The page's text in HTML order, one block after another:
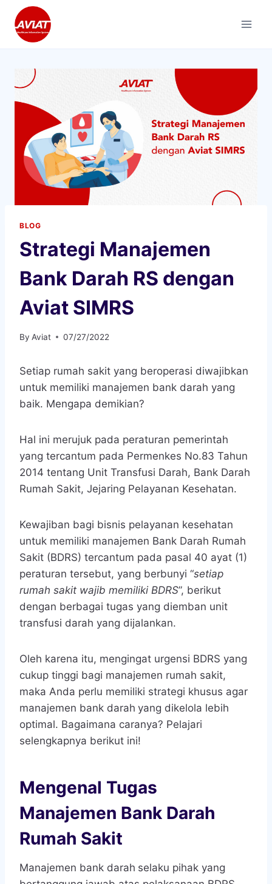
content
BLOG
Strategi Manajemen
Bank Darah RS dengan
Aviat SIMRS
By Aviat 07/27/2022
Setiap rumah sakit yang beroperasi diwajibkan
untuk memiliki manajemen bank darah yang
baik. Mengapa demikian?
Hal ini merujuk pada peraturan pemerintah
yang tercantum pada Permenkes No.83 Tahun
2014 tentang Unit Transfusi Darah, Bank Darah
Rumah Sakit, Jejaring Pelayanan Kesehatan.
Kewajiban bagi bisnis pelayanan kesehatan
untuk memiliki manajemen Bank Darah Rumah
Sakit (BDRS) tercantum pada pasal 40 ayat (1)
peraturan tersebut, yang berbunyi “setiap
rumah sakit wajib memiliki BDRS”, berikut
dengan berbagai tugas yang diemban unit
transfusi darah yang dijalankan.
Oleh karena itu, mengingat urgensi BDRS yang
cukup tinggi bagi manajemen rumah sakit,
maka Anda perlu memiliki strategi khusus agar
manajemen bank darah yang dikelola lebih
optimal. Bagaimana caranya? Pelajari
selengkapnya berikut ini!
Mengenal Tugas
Manajemen Bank Darah
Rumah Sakit
Manajemen bank darah selaku pihak yang